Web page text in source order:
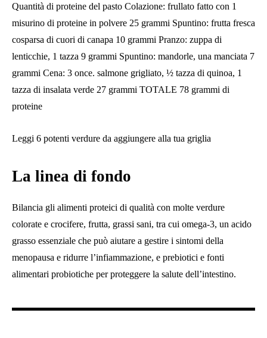
Quantità di proteine ​​del pasto Colazione: frullato fatto con 1
misurino di proteine ​​in polvere 25 grammi Spuntino: frutta fresca
cosparsa di cuori di canapa 10 grammi Pranzo: zuppa di
lenticchie, 1 tazza 9 grammi Spuntino: mandorle, una manciata 7
grammi Cena: 3 once. salmone grigliato, ½ tazza di quinoa, 1
tazza di insalata verde 27 grammi TOTALE 78 grammi di
proteine
Leggi 6 potenti verdure da aggiungere alla tua griglia
La linea di fondo
Bilancia gli alimenti proteici di qualità con molte verdure
colorate e crocifere, frutta, grassi sani, tra cui omega-3, un acido
grasso essenziale che può aiutare a gestire i sintomi della
menopausa e ridurre l’infiammazione, e prebiotici e fonti
alimentari probiotiche per proteggere la salute dell’intestino.